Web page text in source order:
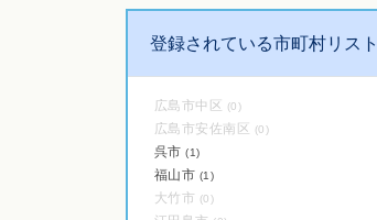
登録されている市町村リスト
広島市中区 (0)
広島市安佐南区 (0)
呉市 (1)
福山市 (1)
大竹市 (0)